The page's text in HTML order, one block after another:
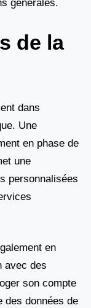
générales.
de la
dans
Une
en phase de
une
personnalisées
en
avec des
son compte
des données de